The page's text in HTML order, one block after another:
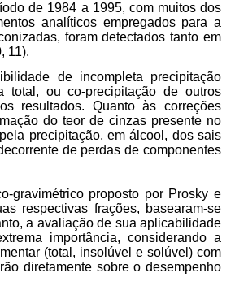
de 1984 a 1995, com muitos dos
analíticos empregados para a
foram detectados tanto em
11).
de incompleta precipitação
ou co-precipitação de outros
resultados. Quanto às correções
do teor de cinzas presente no
precipitação, em álcool, dos sais
de perdas de componentes
gravimétrico proposto por Prosky e
respectivas frações, basearam-se
a avaliação de sua aplicabilidade
importância, considerando a
(total, insolúvel e solúvel) com
diretamente sobre o desempenho